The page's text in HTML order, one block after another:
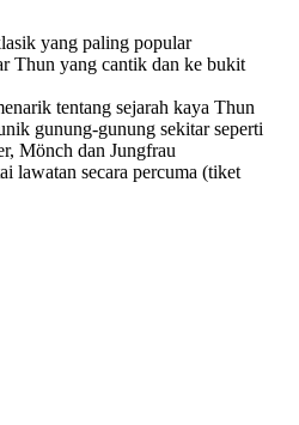
yang paling popular
Thun yang cantik dan ke bukit
tentang sejarah kaya Thun
gunung-gunung sekitar seperti
Mönch dan Jungfrau
lawatan secara percuma (tiket